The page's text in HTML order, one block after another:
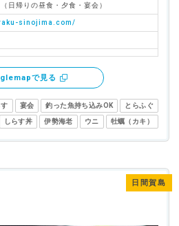
日帰りの昼食・夕食・宴会）
sinojima.com/
で見る
宴会 釣った魚持ち込みOK とらふぐ
しらす丼 伊勢海老 ウニ 牡蠣（カキ）
日間賀島